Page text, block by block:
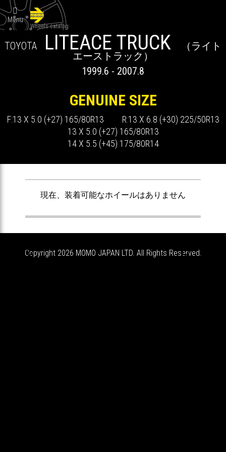
Wheels catalog

Menu
TOYOTA LITEACE TRUCK （ライト
エーストラック）
1999.6 - 2007.8
GENUINE SIZE
F:13 X 5.0 (+27) 165/80R13 R:13 X 6.8 (+30) 225/50R13
13 X 5.0 (+27) 165/80R13
14 X 5.5 (+45) 175/80R14
現在、装着可能なホイールはありません
 
Copyright 2026 MOMO JAPAN LTD. All Rights Reserved.